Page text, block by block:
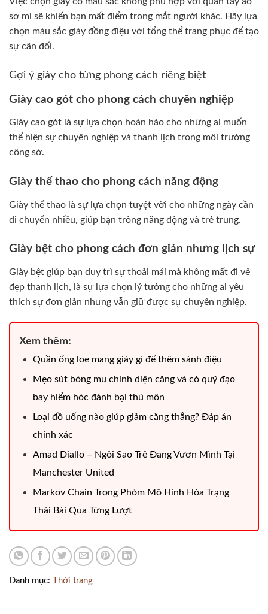
sơ mi sẽ khiến bạn mất điểm trong mắt người khác. Hãy lựa
chọn màu sắc giày đồng điệu với tổng thể trang phục để tạo
sự cân đối.
Gợi ý giày cho từng phong cách riêng biệt
Giày cao gót cho phong cách chuyên nghiệp
Giày cao gót là sự lựa chọn hoàn hảo cho những ai muốn
thể hiện sự chuyên nghiệp và thanh lịch trong môi trường
công sở.
Giày thể thao cho phong cách năng động
Giày thể thao là sự lựa chọn tuyệt vời cho những ngày cần
di chuyển nhiều, giúp bạn trông năng động và trẻ trung.
Giày bệt cho phong cách đơn giản nhưng lịch sự
Giày bệt giúp bạn duy trì sự thoải mái mà không mất đi vẻ
đẹp thanh lịch, là sự lựa chọn lý tưởng cho những ai yêu
thích sự đơn giản nhưng vẫn giữ được sự chuyên nghiệp.
Xem thêm:
Quần ống loe mang giày gì​ để thêm sành điệu
Mẹo sút bóng mu chính diện căng và có quỹ đạo
bay hiểm hóc đánh bại thủ môn
Loại đồ uống nào giúp giảm căng thẳng? Đáp án
chính xác
Amad Diallo – Ngôi Sao Trẻ Đang Vươn Mình Tại
Manchester United
Markov Chain Trong Phỏm Mô Hình Hóa Trạng
Thái Bài Qua Từng Lượt
Danh mục: Thời trang